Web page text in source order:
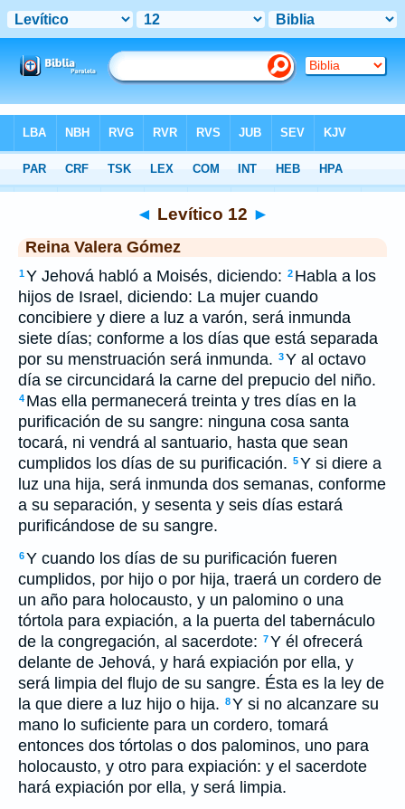
>RVG> Levítico 12
◄ Levítico 12 ►
Reina Valera Gómez
1Y Jehová habló a Moisés, diciendo: 2 Habla a los
hijos de Israel, diciendo: La mujer cuando
concibiere y diere a luz a varón, será inmunda
siete días; conforme a los días que está separada
por su menstruación será inmunda. 3Y al octavo
día se circuncidará la carne del prepucio del niño.
4 Mas ella permanecerá treinta y tres días en la
purificación de su sangre: ninguna cosa santa
tocará, ni vendrá al santuario, hasta que sean
cumplidos los días de su purificación. 5Y si diere a
luz una hija, será inmunda dos semanas, conforme
a su separación, y sesenta y seis días estará
purificándose de su sangre.
6Y cuando los días de su purificación fueren
cumplidos, por hijo o por hija, traerá un cordero de
un año para holocausto, y un palomino o una
tórtola para expiación, a la puerta del tabernáculo
de la congregación, al sacerdote: 7Y él ofrecerá
delante de Jehová, y hará expiación por ella, y
será limpia del flujo de su sangre. Ésta es la ley de
la que diere a luz hijo o hija. 8Y si no alcanzare su
mano lo suficiente para un cordero, tomará
entonces dos tórtolas o dos palominos, uno para
holocausto, y otro para expiación: y el sacerdote
hará expiación por ella, y será limpia.